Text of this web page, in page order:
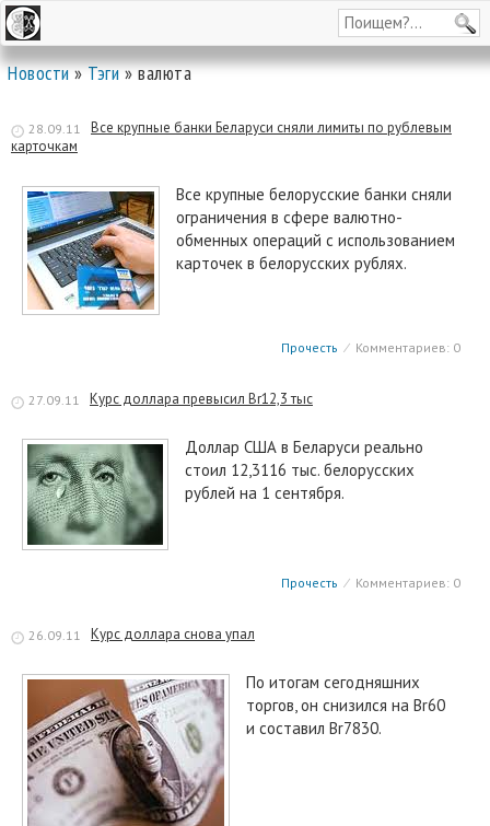
Новости»Тэги» валюта
28.09.11
Все крупные банки Беларуси сняли лимиты по рублевым
карточкам
Все крупные белорусские банки сняли
ограничения в сфере валютно-
обменных операций с использованием
карточек в белорусских рублях.
Прочесть ⁄ Комментариев: 0
27.09.11 Курс доллара превысил Br12,3 тыс
Доллар США в Беларуси реально
стоил 12,3116 тыс. белорусских
рублей на 1 сентября.
Прочесть ⁄ Комментариев: 0
26.09.11 Курс доллара снова упал
По итогам сегодняшних
торгов, он снизился на Br60
и составил Br7830.